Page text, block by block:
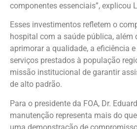
componentes essenciais”, explicou
Esses investimentos refletem o
hospital com a saúde pública, além
aprimorar a qualidade, a eficiência
serviços prestados à população
missão institucional de garantir
de alto padrão.
Para o presidente da FOA, Dr.
manutenção representa mais do
uma demonstração de